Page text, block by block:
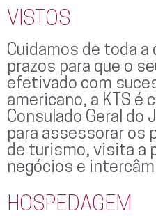
VISTOS
Cuidamos de toda a
prazos para que o
efetivado com
americano, a KTS é
Consulado Geral do
para assessorar os
de turismo, visita a
negócios e
HOSPEDAGEM